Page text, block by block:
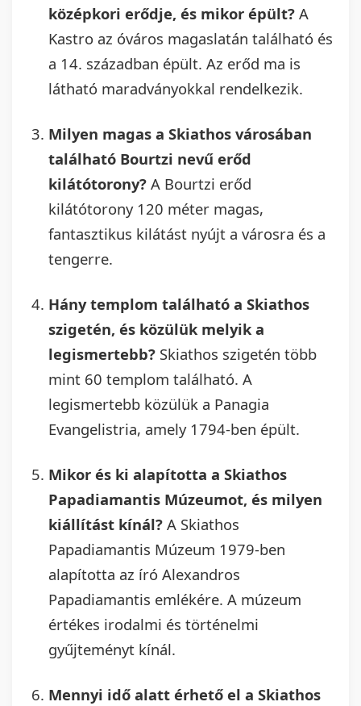
középkori erődje, és mikor épült? A
Kastro az óváros magaslatán található és
a 14. században épült. Az erőd ma is
látható maradványokkal rendelkezik.
Milyen magas a Skiathos városában
található Bourtzi nevű erőd
kilátótorony? A Bourtzi erőd
kilátótorony 120 méter magas,
fantasztikus kilátást nyújt a városra és a
tengerre.
Hány templom található a Skiathos
szigetén, és közülük melyik a
legismertebb? Skiathos szigetén több
mint 60 templom található. A
legismertebb közülük a Panagia
Evangelistria, amely 1794-ben épült.
Mikor és ki alapította a Skiathos
Papadiamantis Múzeumot, és milyen
kiállítást kínál? A Skiathos
Papadiamantis Múzeum 1979-ben
alapította az író Alexandros
Papadiamantis emlékére. A múzeum
értékes irodalmi és történelmi
gyűjteményt kínál.
Mennyi idő alatt érhető el a Skiathos